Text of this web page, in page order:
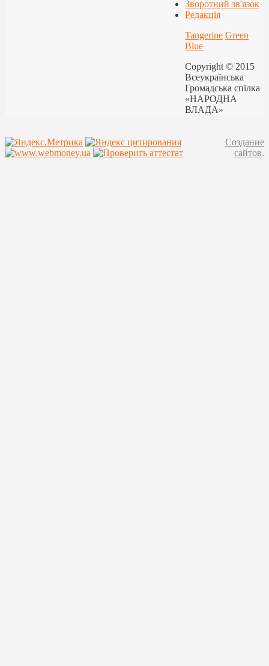
Зворотний зв'язок
Редакція
Tangerine Green
Blue
Copyright © 2015
Всеукраїнська
Громадська спілка
«НАРОДНА
ВЛАДА»
Создание
сайтов.